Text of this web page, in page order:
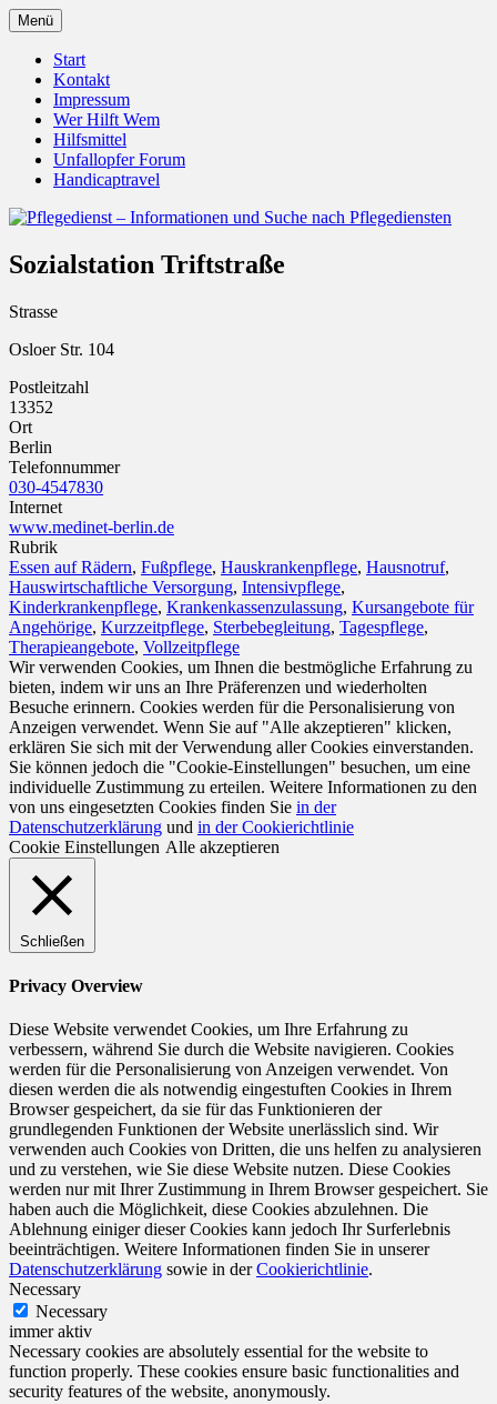
Zum
Inhalt
springen
Pflegedienst – Informationen
und Suche nach Pflegediensten
Unfallopfer – Hilfswerk
Menü
Start
Kontakt
Impressum
Wer Hilft Wem
Hilfsmittel
Unfallopfer Forum
Handicaptravel
Sozialstation Triftstraße
Strasse
Osloer Str. 104
Postleitzahl
13352
Ort
Berlin
Telefonnummer
030-4547830
Internet
www.medinet-berlin.de
Rubrik
Essen auf Rädern, Fußpflege, Hauskrankenpflege, Hausnotruf,
Hauswirtschaftliche Versorgung, Intensivpflege,
Kinderkrankenpflege, Krankenkassenzulassung, Kursangebote für
Angehörige, Kurzzeitpflege, Sterbebegleitung, Tagespflege,
Therapieangebote, Vollzeitpflege
Wir verwenden Cookies, um Ihnen die bestmögliche Erfahrung zu
bieten, indem wir uns an Ihre Präferenzen und wiederholten
Besuche erinnern. Cookies werden für die Personalisierung von
Anzeigen verwendet. Wenn Sie auf "Alle akzeptieren" klicken,
erklären Sie sich mit der Verwendung aller Cookies einverstanden.
Sie können jedoch die "Cookie-Einstellungen" besuchen, um eine
individuelle Zustimmung zu erteilen. Weitere Informationen zu den
von uns eingesetzten Cookies finden Sie in der
Datenschutzerklärung und in der Cookierichtlinie
Cookie Einstellungen Alle akzeptieren
Schließen
Privacy Overview
Diese Website verwendet Cookies, um Ihre Erfahrung zu
verbessern, während Sie durch die Website navigieren. Cookies
werden für die Personalisierung von Anzeigen verwendet. Von
diesen werden die als notwendig eingestuften Cookies in Ihrem
Browser gespeichert, da sie für das Funktionieren der
grundlegenden Funktionen der Website unerlässlich sind. Wir
verwenden auch Cookies von Dritten, die uns helfen zu analysieren
und zu verstehen, wie Sie diese Website nutzen. Diese Cookies
werden nur mit Ihrer Zustimmung in Ihrem Browser gespeichert. Sie
haben auch die Möglichkeit, diese Cookies abzulehnen. Die
Ablehnung einiger dieser Cookies kann jedoch Ihr Surferlebnis
beeinträchtigen. Weitere Informationen finden Sie in unserer
Datenschutzerklärung sowie in derCookierichtlinie.
Necessary
Necessary
immer aktiv
Necessary cookies are absolutely essential for the website to
function properly. These cookies ensure basic functionalities and
security features of the website, anonymously.